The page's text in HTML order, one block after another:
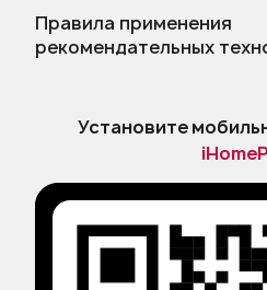
Правила применения
рекомендательных
Установите